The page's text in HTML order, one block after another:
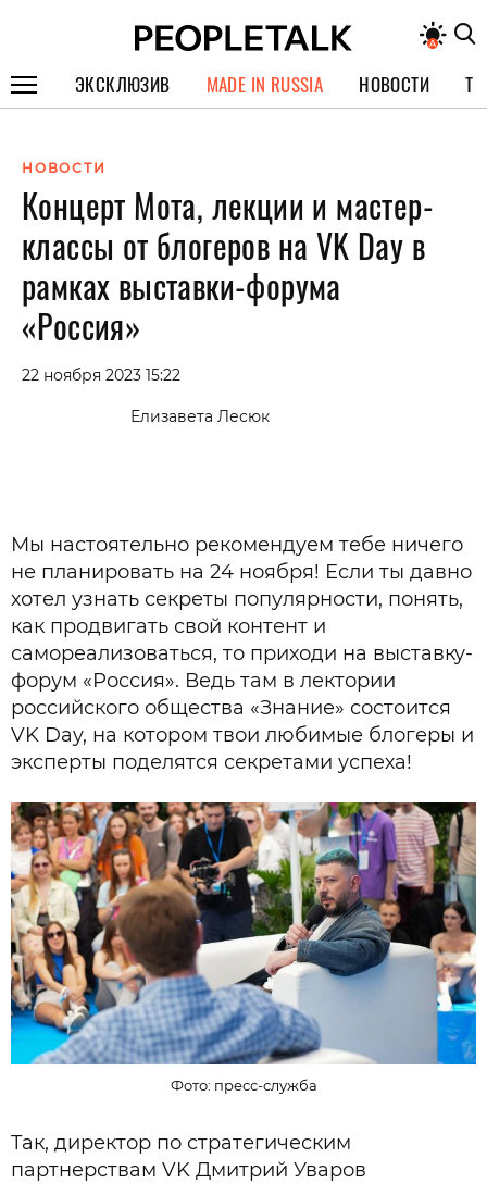
ЭКСКЛЮЗИВ
СПЕЦПРОЕКТЫ
ИНТЕРВЬЮ
ПОКОЛЕНИЕ
MADE IN RUSSIA НОВОСТИ
НОВОСТИ
Концерт Мота, лекции и мастер-
классы от блогеров на VK Day в
рамках выставки-форума
«Россия»
22 ноября 2023 15:22
Елизавета Лесюк
Мы настоятельно рекомендуем тебе ничего
не планировать на 24 ноября! Если ты давно
хотел узнать секреты популярности, понять,
как продвигать свой контент и
самореализоваться, то приходи на выставку-
форум «Россия». Ведь там в лектории
российского общества «Знание» состоится
VK Day, на котором твои любимые блогеры и
эксперты поделятся секретами успеха!
Фото: пресс-служба
Так, директор по стратегическим
партнерствам VK Дмитрий Уваров